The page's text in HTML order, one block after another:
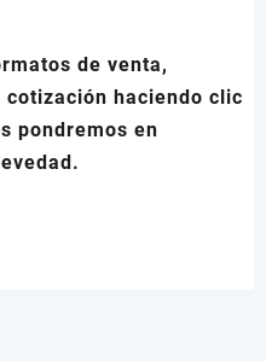
de venta,
haciendo clic
pondremos en